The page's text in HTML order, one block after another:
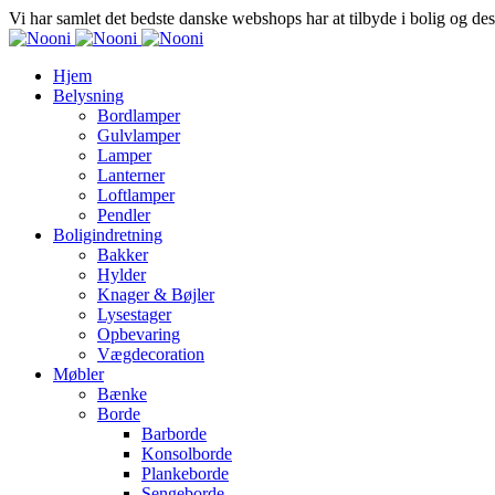
Vi har samlet det bedste danske webshops har at tilbyde i bolig og
Hjem
Belysning
Bordlamper
Gulvlamper
Lamper
Lanterner
Loftlamper
Pendler
Boligindretning
Bakker
Hylder
Knager & Bøjler
Lysestager
Opbevaring
Vægdecoration
Møbler
Bænke
Borde
Barborde
Konsolborde
Plankeborde